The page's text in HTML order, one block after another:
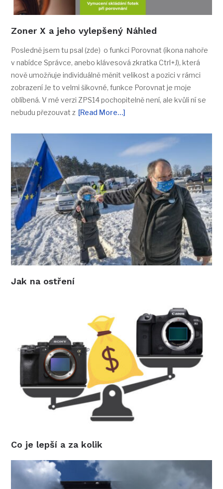
Zoner X a jeho vylepšený Náhled
Posledně jsem tu psal (zde) o funkci Porovnat (ikona nahoře
v nabídce Správce, anebo klávesová zkratka Ctrl+J), která
nově umožňuje individuálně měnit velikost a pozici v rámci
zobrazení Je to velmi šikovné, funkce Porovnat je moje
oblíbená. V mé verzi ZPS14 pochopitelně není, ale kvůli ní se
nebudu přezouvat z [Read More…]
Jak na ostření
Co je lepší a za kolik